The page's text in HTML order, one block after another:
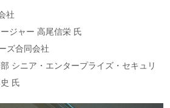
社
ジャー 高尾信栄 氏
ズ合同会社
シニア・エンタープライズ・セキュリ
氏